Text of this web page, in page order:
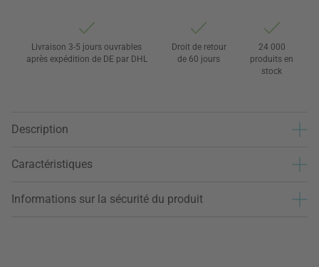
Livraison 3-5 jours ouvrables
après expédition de DE par DHL
Droit de retour
de 60 jours
24 000
produits en
stock
Description
Caractéristiques
Informations sur la sécurité du produit